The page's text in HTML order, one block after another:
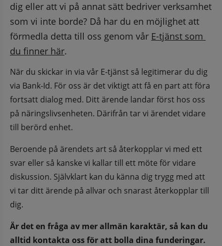
dig eller att vi på annat sätt bedriver verksamhet
som vi inte borde? Då har du en möjlighet att
förmedla detta till oss genom vår E-tjänst som
du finner här.
När du skickar in via vår E-tjänst så legitimerar du dig
via Bank-Id. För oss är det viktigt att få en part att föra
fortsatt dialog med. Ditt ärende landar först hos oss
på näringslivsenheten. Därifrån tar vi ärendet vidare
till berörd enhet.
Beroende på ärendets art så återkopplar vi med ett
svar eller så kanske vi kallar till ett möte för vidare
diskussion. Självklart kan du känna dig trygg med att
vi tar ditt ärende på allvar och snarast återkopplar till
dig.
Är det en fråga av mer allmän karaktär, så kan du
alltid kontakta oss för att bolla dina funderingar.